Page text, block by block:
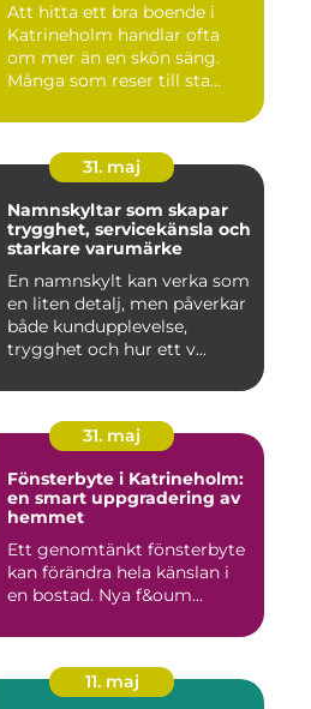
Att hitta ett bra boende i
Katrineholm handlar ofta
om mer än en skön säng.
Många som reser till sta...
31. maj
Namnskyltar som skapar
trygghet, servicekänsla och
starkare varumärke
En namnskylt kan verka som
en liten detalj, men påverkar
både kundupplevelse,
trygghet och hur ett v...
31. maj
Fönsterbyte i Katrineholm:
en smart uppgradering av
hemmet
Ett genomtänkt fönsterbyte
kan förändra hela känslan i
en bostad. Nya f&oum...
11. maj